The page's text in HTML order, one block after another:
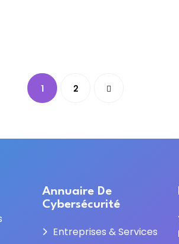
1 2
Annuaire De
Cybersécurité
Entreprises & Services